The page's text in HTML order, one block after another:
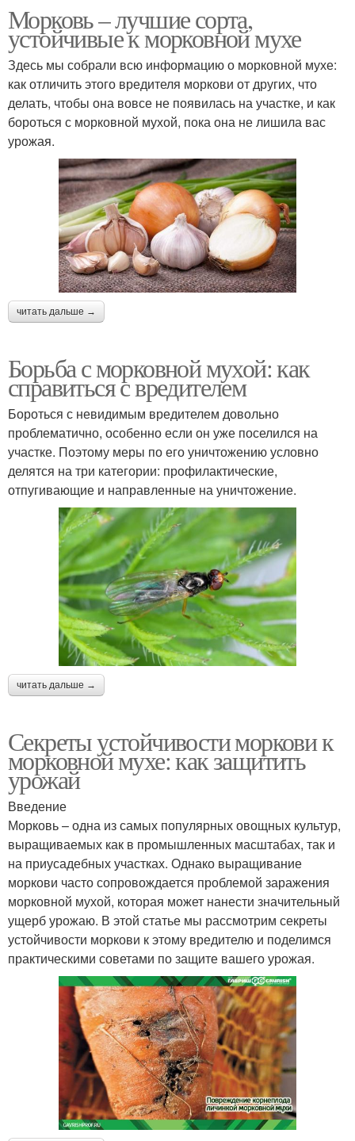
Морковь – лучшие сорта,
устойчивые к морковной мухе
Здесь мы собрали всю информацию о морковной мухе:
как отличить этого вредителя моркови от других, что
делать, чтобы она вовсе не появилась на участке, и как
бороться с морковной мухой, пока она не лишила вас
урожая.
читать дальше →
Борьба с морковной мухой: как
справиться с вредителем
Бороться с невидимым вредителем довольно
проблематично, особенно если он уже поселился на
участке. Поэтому меры по его уничтожению условно
делятся на три категории: профилактические,
отпугивающие и направленные на уничтожение.
читать дальше →
Секреты устойчивости моркови к
морковной мухе: как защитить
урожай
Введение
Морковь – одна из самых популярных овощных культур,
выращиваемых как в промышленных масштабах, так и
на приусадебных участках. Однако выращивание
моркови часто сопровождается проблемой заражения
морковной мухой, которая может нанести значительный
ущерб урожаю. В этой статье мы рассмотрим секреты
устойчивости моркови к этому вредителю и поделимся
практическими советами по защите вашего урожая.